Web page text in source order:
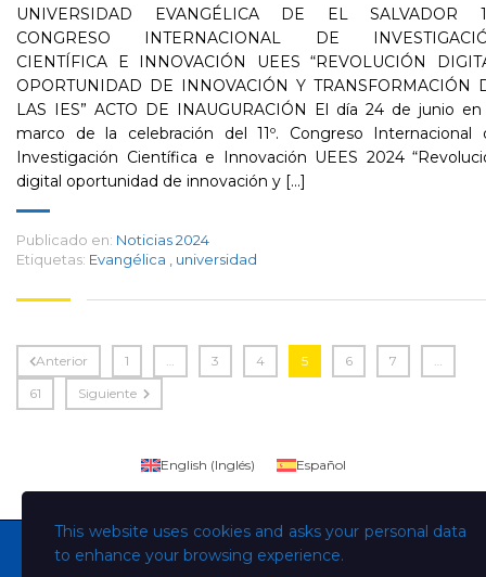
UNIVERSIDAD EVANGÉLICA DE EL SALVADOR
CONGRESO INTERNACIONAL DE
CIENTÍFICA E INNOVACIÓN UEES “REVOLUCIÓN
OPORTUNIDAD DE INNOVACIÓN Y TRANSFORMACIÓN
LAS IES” ACTO DE INAUGURACIÓN El día 24 de junio
marco de la celebración del 11º. Congreso Internacional
Investigación Científica e Innovación UEES 2024
digital oportunidad de innovación y [...]
Publicado en: Noticias 2024
Etiquetas: Evangélica universidad
Anterior 1 … 3 4 5 6 7
…
61
Siguiente
This website uses cookies and asks your personal data
to enhance your browsing experience.
English (Inglés) Español